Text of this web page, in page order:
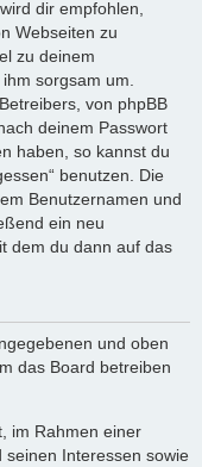
dir empfohlen,
Webseiten zu
zu deinem
sorgsam um.
von phpBB
deinem Passwort
haben, so kannst du
benutzen. Die
Benutzernamen und
ein neu
dem du dann auf das
und oben
das Board betreiben
im Rahmen einer
seinen Interessen sowie